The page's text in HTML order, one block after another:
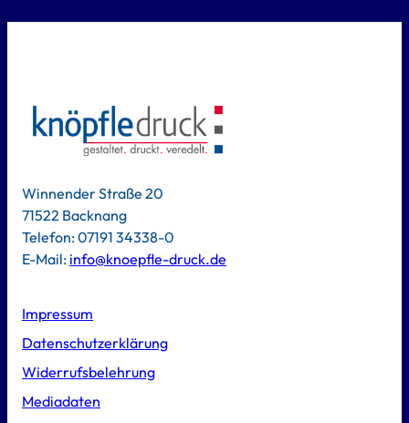
Winnender Straße 20
71522 Backnang
Telefon: 07191 34338-0
E-Mail: info@knoepfle-druck.de
Impressum
Datenschutzerklärung
Widerrufsbelehrung
Mediadaten